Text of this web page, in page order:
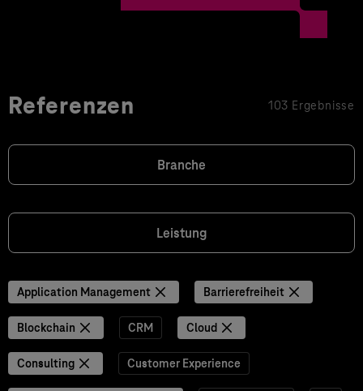
Referenzen 103 Ergebnisse
Branche
Leistung
Application Management Barrierefreiheit
Blockchain CRM Cloud
Consulting Customer Experience